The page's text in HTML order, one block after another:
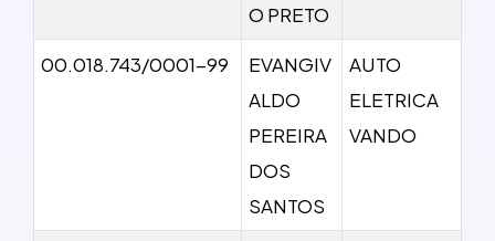
O PRETO
00.018.743/0001-99
EVANGIV
ALDO
PEREIRA
DOS
SANTOS
AUTO
ELETRICA
VANDO